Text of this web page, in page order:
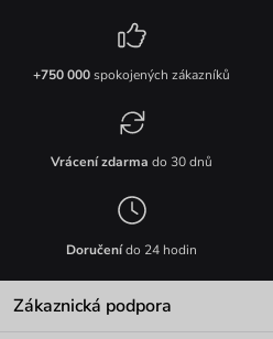
+750 000spokojených zákazníků
Vrácení zdarma do 30 dnů
Doručenído 24 hodin
Zákaznická podpora